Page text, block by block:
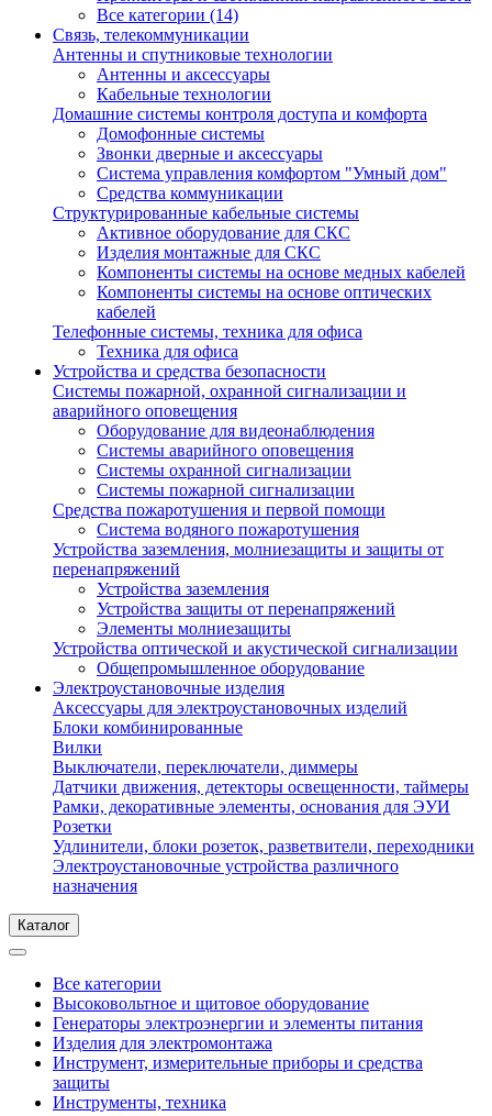
Все категории (14)
Связь, телекоммуникации
Антенны и спутниковые технологии
Антенны и аксессуары
Кабельные технологии
Домашние системы контроля доступа и комфорта
Домофонные системы
Звонки дверные и аксессуары
Система управления комфортом "Умный дом"
Средства коммуникации
Структурированные кабельные системы
Активное оборудование для СКС
Изделия монтажные для СКС
Компоненты системы на основе медных кабелей
Компоненты системы на основе оптических
кабелей
Телефонные системы, техника для офиса
Техника для офиса
Устройства и средства безопасности
Системы пожарной, охранной сигнализации и
аварийного оповещения
Оборудование для видеонаблюдения
Системы аварийного оповещения
Системы охранной сигнализации
Системы пожарной сигнализации
Средства пожаротушения и первой помощи
Система водяного пожаротушения
Устройства заземления, молниезащиты и защиты от
перенапряжений
Устройства заземления
Устройства защиты от перенапряжений
Элементы молниезащиты
Устройства оптической и акустической сигнализации
Общепромышленное оборудование
Электроустановочные изделия
Аксессуары для электроустановочных изделий
Блоки комбинированные
Вилки
Выключатели, переключатели, диммеры
Датчики движения, детекторы освещенности, таймеры
Рамки, декоративные элементы, основания для ЭУИ
Розетки
Удлинители, блоки розеток, разветвители, переходники
Электроустановочные устройства различного
назначения
Каталог
Все категории
Высоковольтное и щитовое оборудование
Генераторы электроэнергии и элементы питания
Изделия для электромонтажа
Инструмент, измерительные приборы и средства
защиты
Инструменты, техника